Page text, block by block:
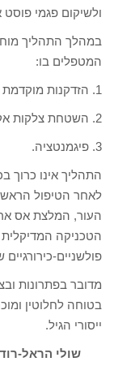
ולשיקום פגמי
במהלך התהליך
המטפלים בו:
1. הזדקנות מוקדמת של העור.
2. השטחת צלקות אקנה.
3. פיגמנטציה.
התהליך אינו כרוך
לאחר הטיפול
הטכניקה
פולשניים-
מדובר בפתרונות
בטוחה לחלוטין
ייסורי הגיל.